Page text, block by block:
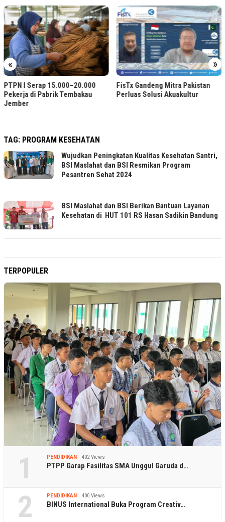
« »
PTPN I Serap 15.000–20.000
Pekerja di Pabrik Tembakau
Jember
FisTx Gandeng Mitra Pakistan
Perluas Solusi Akuakultur
TAG: PROGRAM KESEHATAN
Wujudkan Peningkatan Kualitas Kesehatan Santri,
BSI Maslahat dan BSI Resmikan Program
Pesantren Sehat 2024
BSI Maslahat dan BSI Berikan Bantuan Layanan
Kesehatan di HUT 101 RS Hasan Sadikin Bandung
TERPOPULER
1 PENDIDIKAN 402 Views
PTPP Garap Fasilitas SMA Unggul Garuda d…
2 PENDIDIKAN 400 Views
BINUS International Buka Program Creativ…